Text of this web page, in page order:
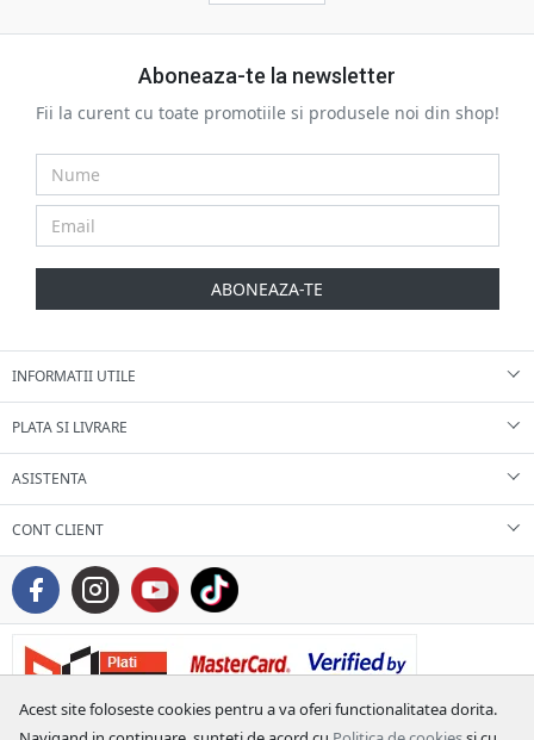
Acest site foloseste cookies pentru a va oferi functionalitatea dorita.
Aboneaza-te la newsletter
Fii la curent cu toate promotiile si produsele noi din shop!
ABONEAZA-TE
INFORMATII UTILE
PLATA SI LIVRARE
ASISTENTA
CONT CLIENT